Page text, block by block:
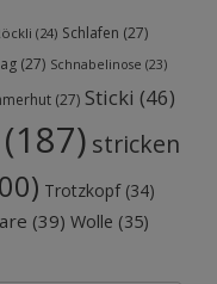
(24) Schlafen (27)
(27) Schnabelinose (23)
(27) Sticki (46)
(187) stricken
Trotzkopf(34)
(39) Wolle (35)